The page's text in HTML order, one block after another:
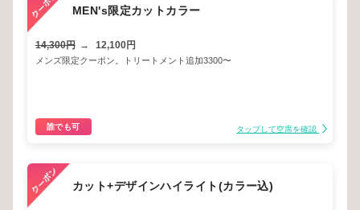
MEN's限定カットカラー
14,300円 → 12,100円
メンズ限定クーポン。トリートメント追加3300〜
誰でも可 タップして空席を確認
カット+デザインハイライト(カラー込)